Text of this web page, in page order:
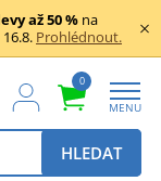
až 50 % na
Prohlédnout.
0
MENU
HLEDAT